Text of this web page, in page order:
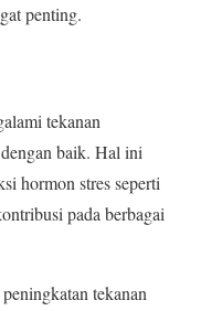
penting.
tekanan
baik. Hal ini
hormon stres seperti
pada berbagai
tekanan